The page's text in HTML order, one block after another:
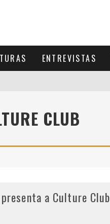
ENTREVISTAS
CLUB
a Culture Club